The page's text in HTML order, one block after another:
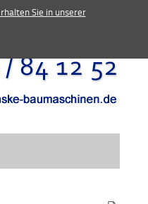
Sie in unserer